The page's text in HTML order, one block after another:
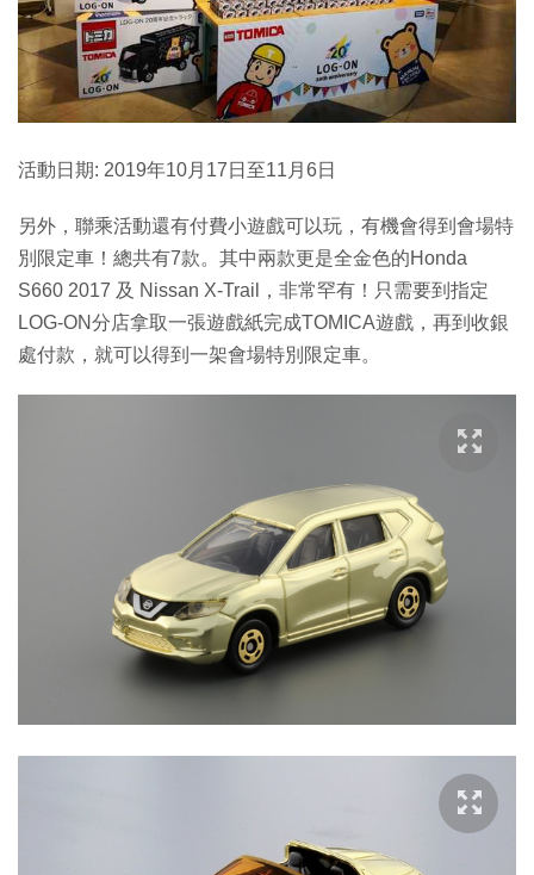
活動日期: 2019年10月17日至11月6日
另外，聯乘活動還有付費小遊戲可以玩，有機會得到會場特
別限定車！總共有7款。其中兩款更是全金色的Honda
S660 2017 及 Nissan X-Trail，非常罕有！只需要到指定
LOG-ON分店拿取一張遊戲紙完成TOMICA遊戲，再到收銀
處付款，就可以得到一架會場特別限定車。